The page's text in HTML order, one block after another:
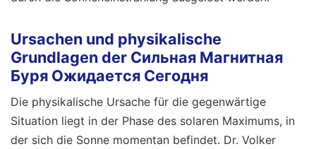
Ursachen und physikalische
Grundlagen der Сильная Магнитная
Буря Ожидается Сегодня
Die physikalische Ursache für die gegenwärtige
Situation liegt in der Phase des solaren Maximums, in
der sich die Sonne momentan befindet. Dr. Volker